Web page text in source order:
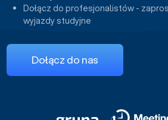
Dołącz do profesjonalistów -
wyjazdy studyjne
Dołącz do nas